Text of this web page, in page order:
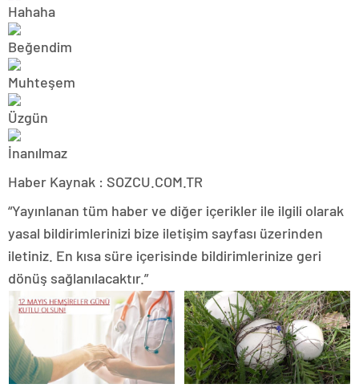
Haber Kaynak : SOZCU.COM.TR
“Yayınlanan tüm haber ve diğer içerikler ile ilgili olarak
yasal bildirimlerinizi bize iletişim sayfası üzerinden
iletiniz. En kısa süre içerisinde bildirimlerinize geri
dönüş sağlanılacaktır.”